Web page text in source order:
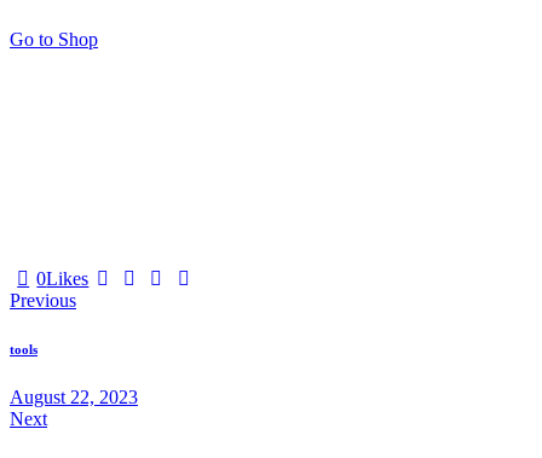
Go to Shop
0Likes
Beitragsnavigation
Previous
tools
August 22, 2023
Next